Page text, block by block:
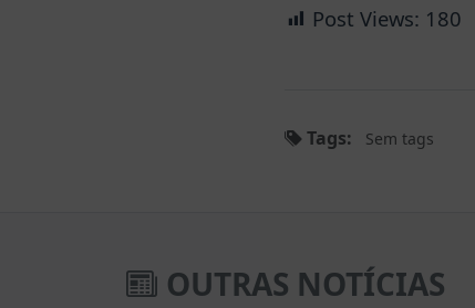
Post Views: 180
Tags: Sem tags
OUTRAS NOTÍCIAS